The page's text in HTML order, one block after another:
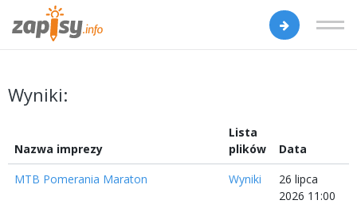
Wyniki:
Nazwa imprezy
Lista
plików
Data
MTB Pomerania Maraton
Wyniki
26 lipca
2026 11:00